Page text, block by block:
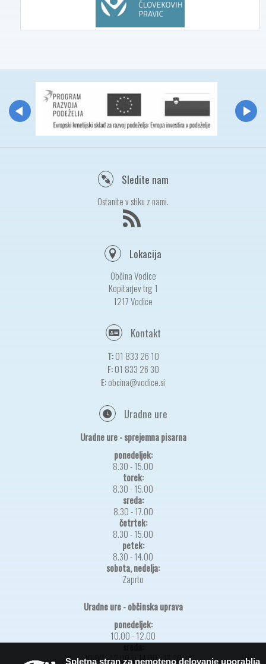
Sledite nam
Ostanite v stiku z nami.
Lokacija
Občina Vodice
Kopitarjev trg 1
1217 Vodice
Kontakt
T: 01 833 26 10
F: 01 833 26 30
E:obcina@vodice.si
Uradne ure
Uradne ure - sprejemna pisarna
ponedeljek:
8.30 - 15.00
torek:
8.30 - 15.00
sreda:
8.30 - 17.00
četrtek:
8.30 - 15.00
petek:
8.30 - 14.00
sobota, nedelja:
Zaprto
Uradne ure - občinska uprava
ponedeljek:
10.00 - 12.00
sreda:
10.00 - 12.00 in 14.00 - 17.00
Spletna stran za nemoteno delovanje uporablja